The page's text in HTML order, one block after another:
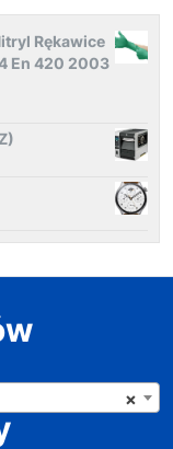
Rękawice
En 420 2003
×